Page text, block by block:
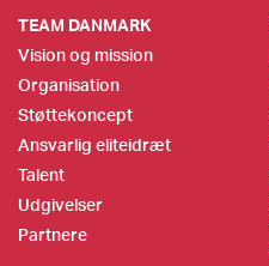
TEAM DANMARK
Vision og mission
Organisation
Støttekoncept
Ansvarlig eliteidræt
Talent
Udgivelser
Partnere